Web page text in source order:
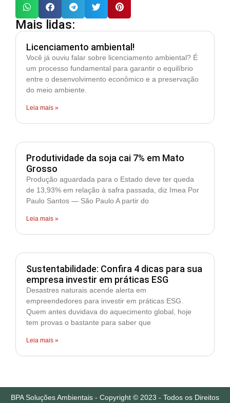
Mais lidas:
Licenciamento ambiental!
Você já ouviu falar sobre licenciamento ambiental? É
um processo fundamental para garantir o equilíbrio
entre o desenvolvimento econômico e a preservação
do meio ambiente.
Leia mais »
Produtividade da soja cai 7% em Mato
Grosso
Produção aguardada para o Estado deve ter queda
de 13,93% em relação à safra passada, diz Imea Por
Paulo Santos — São Paulo A partir do
Leia mais »
Sustentabilidade: Confira 4 dicas para sua
empresa investir em práticas ESG
Desastres naturais acende alerta em
empreendedores para investir em práticas ESG.
Quem antes duvidava do aquecimento global, hoje
tem provas o bastante para saber que
Leia mais »
BPA Soluções Ambientais - Copyright © 2023 - Todos os Direitos